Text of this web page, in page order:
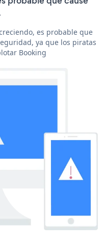
es probable que
ya que los piratas
Booking